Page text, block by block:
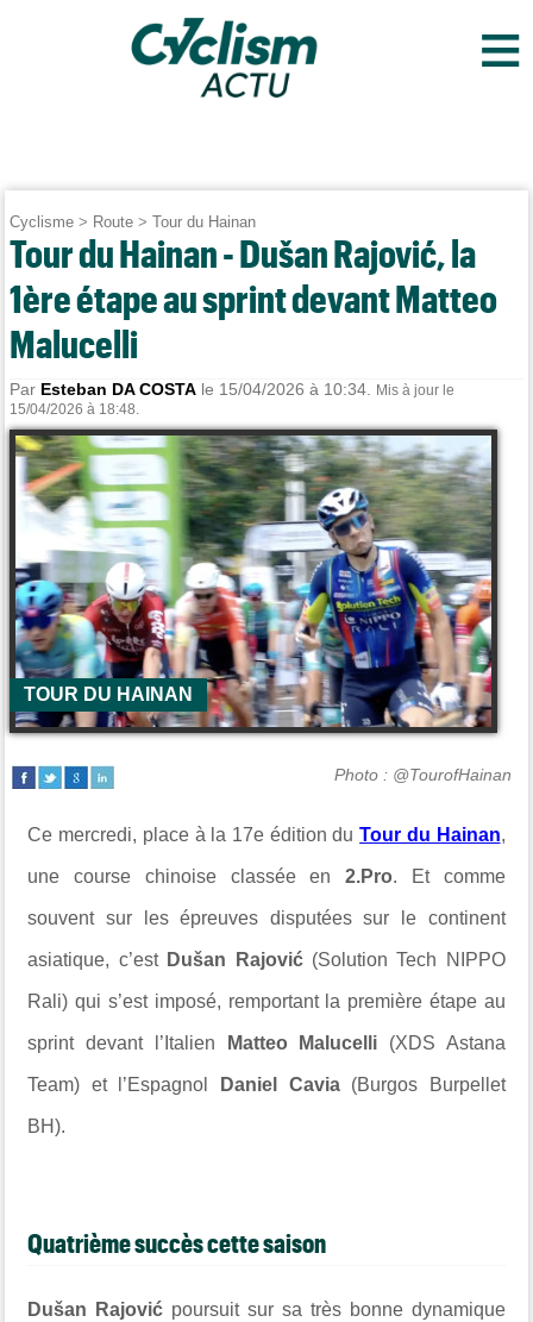
≡
Cyclisme > Route >Tour du Hainan
Tour du Hainan - Dušan Rajović, la
1ère étape au sprint devant Matteo
Malucelli
Par Esteban DA COSTA le 15/04/2026 à 10:34.
Mis à jour le
15/04/2026 à 18:48.
TOUR DU HAINAN
Photo : @TourofHainan
Ce mercredi, place à la 17e édition duTour du Hainan,
une course chinoise classée en2.Pro. Et comme
souvent sur les épreuves disputées sur le continent
asiatique, c’est Dušan Rajović(Solution Tech NIPPO
Rali) qui s’est imposé, remportant la première étape au
sprint devant l’Italien Matteo Malucelli (XDS Astana
Team) et l’Espagnol Daniel Cavia(Burgos Burpellet
BH).
Quatrième succès cette saison
Dušan Rajović poursuit sur sa très bonne dynamique